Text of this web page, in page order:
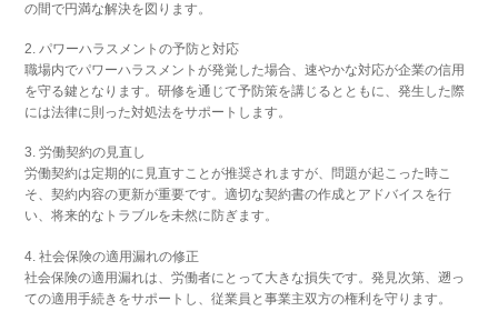
の間で円満な解決を図ります。
2. パワーハラスメントの予防と対応
職場内でパワーハラスメントが発覚した場合、速やかな対応が企業の信用
を守る鍵となります。研修を通じて予防策を講じるとともに、発生した際
には法律に則った対処法をサポートします。
3. 労働契約の見直し
労働契約は定期的に見直すことが推奨されますが、問題が起こった時こ
そ、契約内容の更新が重要です。適切な契約書の作成とアドバイスを行
い、将来的なトラブルを未然に防ぎます。
4. 社会保険の適用漏れの修正
社会保険の適用漏れは、労働者にとって大きな損失です。発見次第、遡っ
ての適用手続きをサポートし、従業員と事業主双方の権利を守ります。